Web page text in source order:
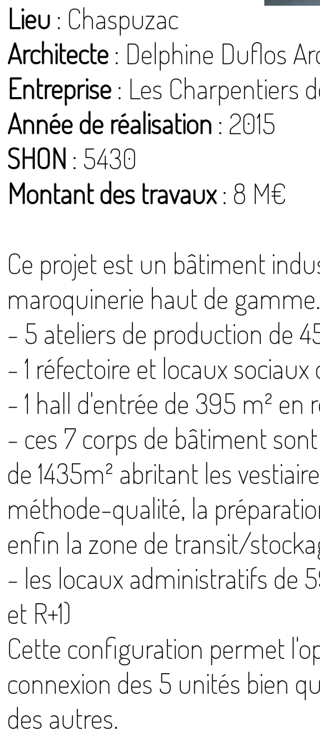
Lieu : Chaspuzac
Architecte : Delphine Duflos
Entreprise : Les Charpentiers
Année de réalisation : 2015
SHON : 5430
Montant des travaux: 8 M€
Ce projet est un bâtiment
maroquinerie haut de
- 5 ateliers de production de
- 1 réfectoire et locaux sociaux
- 1 hall d'entrée de 395 m² en
- ces 7 corps de bâtiment
de 1435m² abritant les
méthode-qualité, la
enfin la zone de transit/
- les locaux administratifs de
et R+1)
Cette configuration permet
connexion des 5 unités bien
des autres.